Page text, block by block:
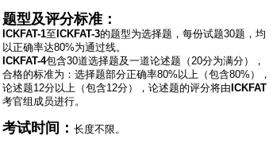
题型及评分标准：
ICKFAT-1至 ICKFAT-3的题型为选择题，每份试题30题，均
以正确率达80%为通过线。
ICKFAT-4包含30道选择题及一道论述题（20分为满分），
合格的标准为：选择题部分正确率80%以上（包含80%），
论述题12分以上（包含12分），论述题的评分将由 ICKFAT
考官组成员进行。
考试时间： 长度不限。